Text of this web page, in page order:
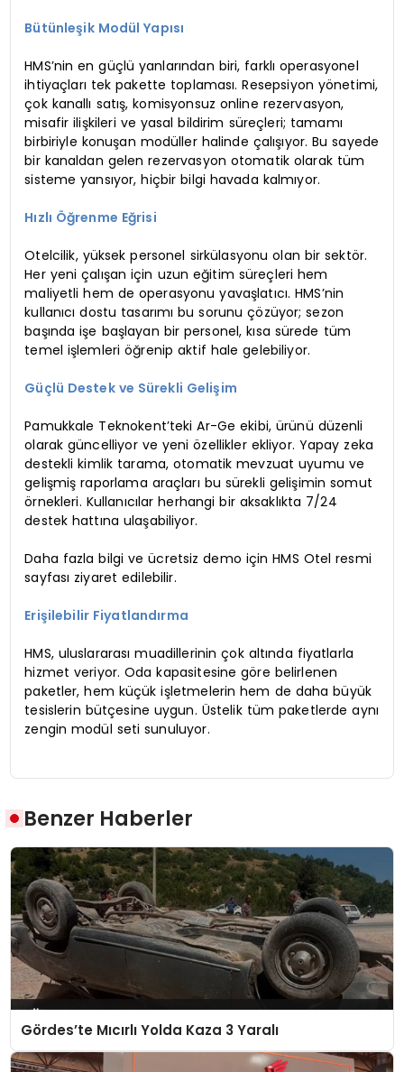
Bütünleşik Modül Yapısı
HMS’nin en güçlü yanlarından biri, farklı operasyonel
ihtiyaçları tek pakette toplaması. Resepsiyon yönetimi,
çok kanallı satış, komisyonsuz online rezervasyon,
misafir ilişkileri ve yasal bildirim süreçleri; tamamı
birbiriyle konuşan modüller halinde çalışıyor. Bu sayede
bir kanaldan gelen rezervasyon otomatik olarak tüm
sisteme yansıyor, hiçbir bilgi havada kalmıyor.
Hızlı Öğrenme Eğrisi
Otelcilik, yüksek personel sirkülasyonu olan bir sektör.
Her yeni çalışan için uzun eğitim süreçleri hem
maliyetli hem de operasyonu yavaşlatıcı. HMS’nin
kullanıcı dostu tasarımı bu sorunu çözüyor; sezon
başında işe başlayan bir personel, kısa sürede tüm
temel işlemleri öğrenip aktif hale gelebiliyor.
Güçlü Destek ve Sürekli Gelişim
Pamukkale Teknokent’teki Ar-Ge ekibi, ürünü düzenli
olarak güncelliyor ve yeni özellikler ekliyor. Yapay zeka
destekli kimlik tarama, otomatik mevzuat uyumu ve
gelişmiş raporlama araçları bu sürekli gelişimin somut
örnekleri. Kullanıcılar herhangi bir aksaklıkta 7/24
destek hattına ulaşabiliyor.
Daha fazla bilgi ve ücretsiz demo için HMS Otel resmi
sayfası ziyaret edilebilir.
Erişilebilir Fiyatlandırma
HMS, uluslararası muadillerinin çok altında fiyatlarla
hizmet veriyor. Oda kapasitesine göre belirlenen
paketler, hem küçük işletmelerin hem de daha büyük
tesislerin bütçesine uygun. Üstelik tüm paketlerde aynı
zengin modül seti sunuluyor.
Benzer Haberler
Gördes’te Mıcırlı Yolda Kaza 3 Yaralı